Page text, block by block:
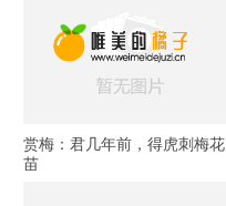
赏梅：君几年前，得虎刺梅花
苗